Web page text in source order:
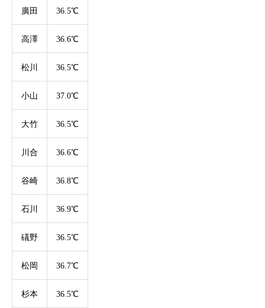
廣田 36.5℃
高澤 36.6℃
松川 36.5℃
小山 37.0℃
大竹 36.5℃
川合 36.6℃
谷崎 36.8℃
石川 36.9℃
礒野 36.5℃
松岡 36.7℃
杉本 36.5℃